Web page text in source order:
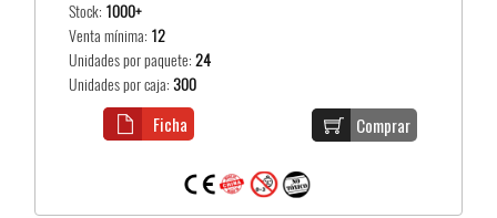
Stock: 1000+
Venta mínima: 12
Unidades por paquete:24
Unidades por caja:300
Comprar
Ficha